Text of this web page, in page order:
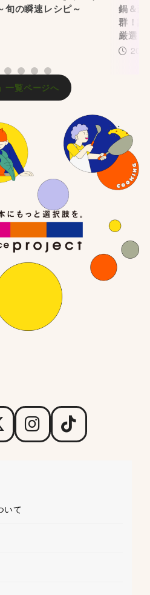
旬の瞬速レシピ～
鍋＆豪
群！話
厳選
3 4 5 6
一覧ページへ
いて